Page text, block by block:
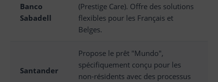
Banco
Sabadell
(Prestige Care). Offre des solutions
flexibles pour les Français et
Belges.
Santander
Propose le prêt "Mundo",
spécifiquement conçu pour les
non-résidents avec des processus